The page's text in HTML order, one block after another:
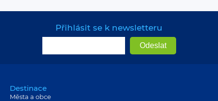
Přihlásit se k newsletteru
Destinace
Města a obce